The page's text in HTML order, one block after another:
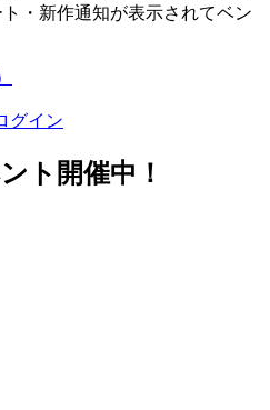
・新作通知が表示されてベン
グイン
ト開催中！